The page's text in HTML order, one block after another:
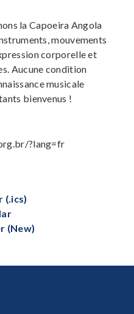
la Capoeira Angola
mouvements
corporelle et
Aucune condition
musicale
bienvenus !
?lang=fr
(.ics)
(New)